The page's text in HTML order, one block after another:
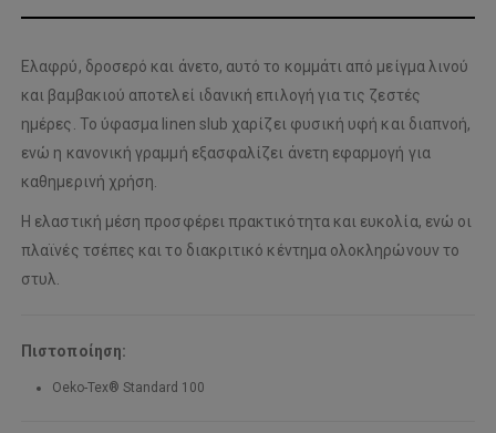
Ελαφρύ, δροσερό και άνετο, αυτό το κομμάτι από μείγμα λινού
και βαμβακιού αποτελεί ιδανική επιλογή για τις ζεστές
ημέρες. Το ύφασμα linen slub χαρίζει φυσική υφή και διαπνοή,
ενώ η κανονική γραμμή εξασφαλίζει άνετη εφαρμογή για
καθημερινή χρήση.
Η ελαστική μέση προσφέρει πρακτικότητα και ευκολία, ενώ οι
πλαϊνές τσέπες και το διακριτικό κέντημα ολοκληρώνουν το
στυλ.
Πιστοποίηση:
Oeko-Tex® Standard 100